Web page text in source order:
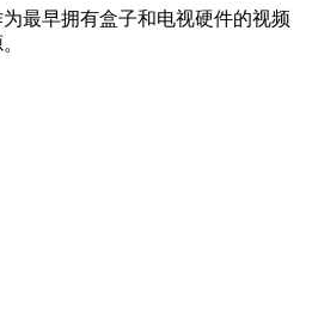
最早拥有盒子和电视硬件的视频